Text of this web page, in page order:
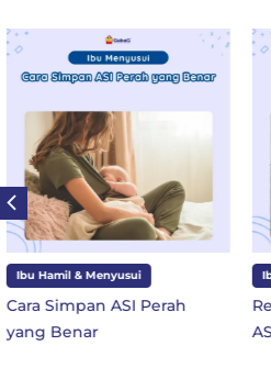
Ibu Hamil & Menyusui
Rekomendasi Cooler Bag
ASI Terbaik 2026